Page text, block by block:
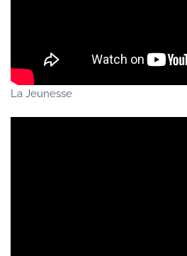
La Jeunesse